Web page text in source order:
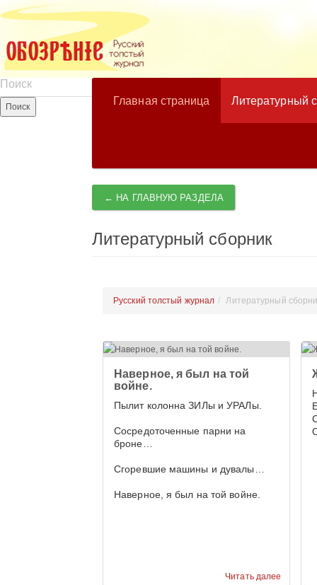
Главная страница Литературный
← НА ГЛАВНУЮ РАЗДЕЛА
Литературный сборник
Русский толстый журнал Литературный
Читать далее
Наверное, я был на той
войне.
Пылит колонна ЗИЛы и УРАЛы.
Сосредоточенные парни на
броне…
Сгоревшие машины и дувалы…
Наверное, я был на той войне.